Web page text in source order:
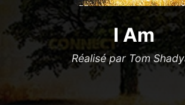
I Am
Réalisé par Tom